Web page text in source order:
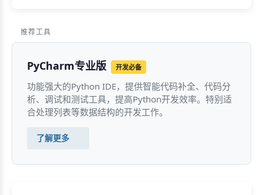
推荐工具
PyCharm专业版 开发必备
功能强大的Python IDE，提供智能代码补全、代码分
析、调试和测试工具，提高Python开发效率。特别适
合处理列表等数据结构的开发工作。
了解更多